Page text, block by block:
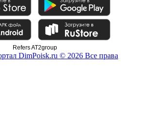
Refers AT2group
DimPoisk.ru © 2026 Все права